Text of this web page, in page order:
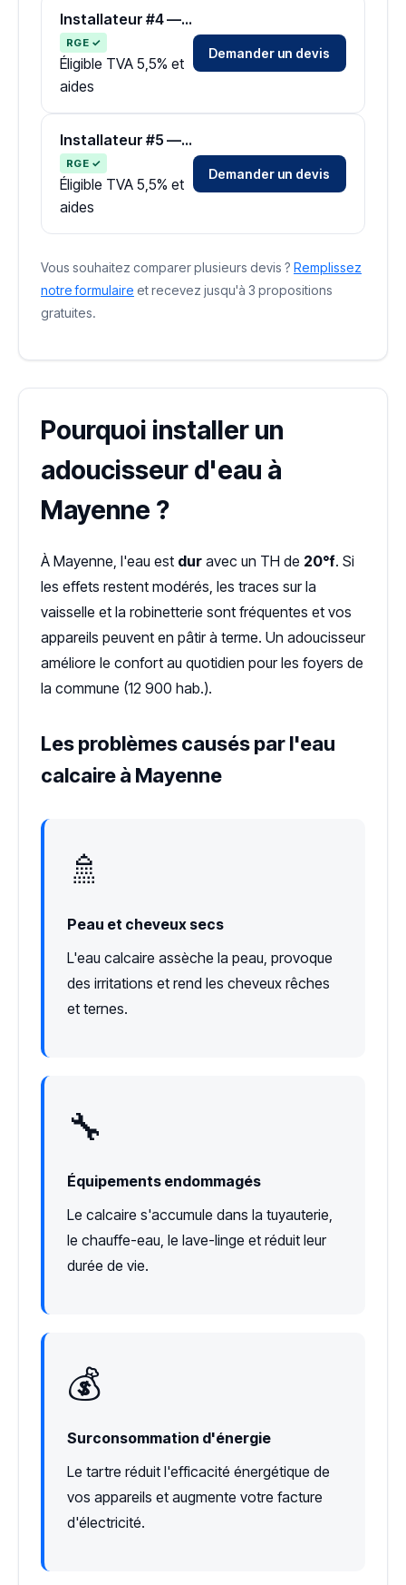
Installateur #4 — Zone Mayenne
RGE ✓
Éligible TVA 5,5% et
aides
Demander un devis
Installateur #5 — Zone Mayenne
RGE ✓
Éligible TVA 5,5% et
aides
Demander un devis
Vous souhaitez comparer plusieurs devis ? Remplissez
notre formulaire et recevez jusqu'à 3 propositions
gratuites.
Pourquoi installer un
adoucisseur d'eau à
Mayenne ?
À Mayenne, l'eau est dur avec un TH de 20°f. Si
les effets restent modérés, les traces sur la
vaisselle et la robinetterie sont fréquentes et vos
appareils peuvent en pâtir à terme. Un adoucisseur
améliore le confort au quotidien pour les foyers de
la commune (12 900 hab.).
Les problèmes causés par l'eau
calcaire à Mayenne
🚿
Peau et cheveux secs
L'eau calcaire assèche la peau, provoque
des irritations et rend les cheveux rêches
et ternes.
🔧
Équipements endommagés
Le calcaire s'accumule dans la tuyauterie,
le chauffe-eau, le lave-linge et réduit leur
durée de vie.
💰
Surconsommation d'énergie
Le tartre réduit l'efficacité énergétique de
vos appareils et augmente votre facture
d'électricité.